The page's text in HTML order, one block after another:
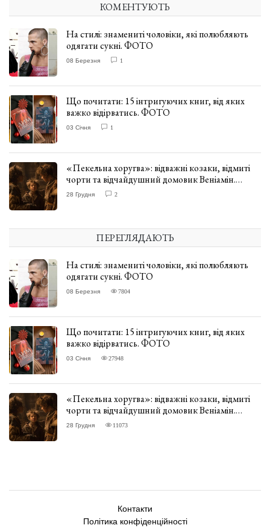
КОМЕНТУЮТЬ
На стилі: знамениті чоловіки, які полюбляють
одягати сукні. ФОТО
08 Березня 1
Що почитати: 15 інтригуючих книг, від яких
важко відірватись. ФОТО
03 Січня 1
«Пекельна хоругва»: відважні козаки, відмиті
чорти та відчайдушний домовик Веніамін.
ВІДГУК
28 Грудня 2
ПЕРЕГЛЯДАЮТЬ
На стилі: знамениті чоловіки, які полюбляють
одягати сукні. ФОТО
08 Березня 7804
Що почитати: 15 інтригуючих книг, від яких
важко відірватись. ФОТО
03 Січня 27948
«Пекельна хоругва»: відважні козаки, відмиті
чорти та відчайдушний домовик Веніамін.
ВІДГУК
28 Грудня 11073
Контакти
Політика конфіденційності